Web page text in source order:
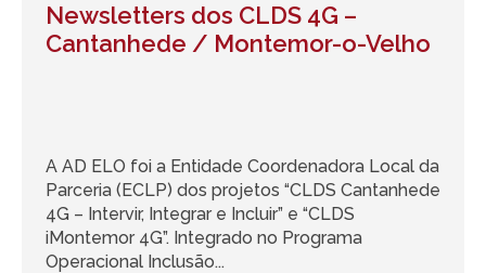
Newsletters dos CLDS 4G –
Cantanhede / Montemor-o-Velho
A AD ELO foi a Entidade Coordenadora Local da
Parceria (ECLP) dos projetos “CLDS Cantanhede
4G – Intervir, Integrar e Incluir” e “CLDS
iMontemor 4G”. Integrado no Programa
Operacional Inclusão...